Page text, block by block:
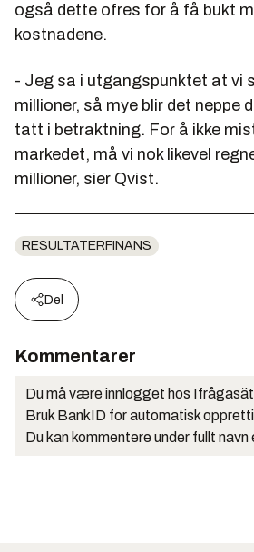
også dette ofres for å få bukt
kostnadene.
- Jeg sa i utgangspunktet at vi
millioner, så mye blir det neppe
tatt i betraktning. For å ikke
markedet, må vi nok likevel
millioner, sier Qvist.
RESULTATERFINANS
Del
Kommentarer
Du må være innlogget hos
Bruk BankID for automatisk
Du kan kommentere under fullt navn